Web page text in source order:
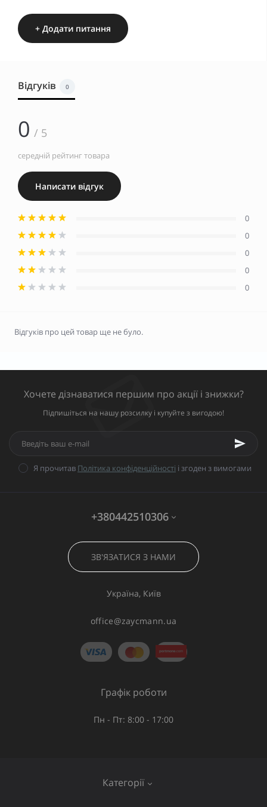
+ Додати питання
Відгуків 0
0 / 5
середній рейтинг товара
Написати відгук
0
0
0
0
0
Відгуків про цей товар ще не було.
Хочете дізнаватися першим про акції і знижки?
Підпишіться на нашу розсилку і купуйте з вигодою!
Я прочитав Політика конфіденційності і згоден з вимогами
+380442510306
ЗВ'ЯЗАТИСЯ З НАМИ
Україна, Київ
office@zaycmann.ua
Категорії
Графік роботи
Пн - Пт: 8:00 - 17:00